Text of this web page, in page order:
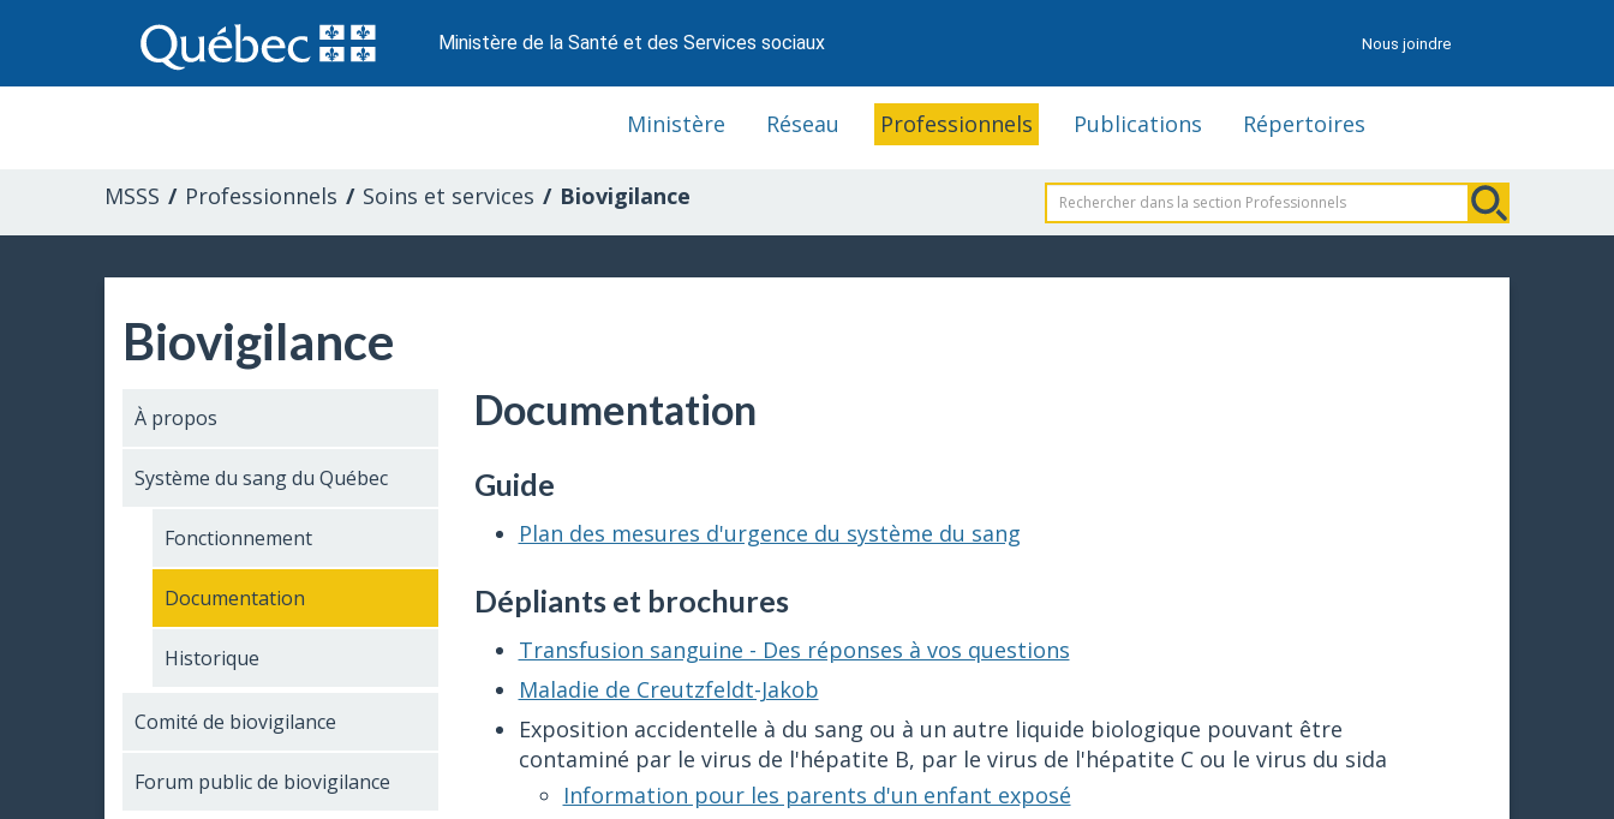
au
contenu
Ministère de la Santé et des Services sociaux Nous joindre
les
professionnels
Ministère Réseau Professionnels Publications Répertoires
MSSS Professionnels Soins et services Biovigilance
Biovigilance
À propos
Système du sang du Québec
Fonctionnement
Documentation
Historique
Comité de biovigilance
Forum public de biovigilance
Documentation
Guide
Plan des mesures d'urgence du système du sang
Dépliants et brochures
Transfusion sanguine - Des réponses à vos questions
Maladie de Creutzfeldt-Jakob
Exposition accidentelle à du sang ou à un autre liquide biologique pouvant être
contaminé par le virus de l'hépatite B, par le virus de l'hépatite C ou le virus du sida
Information pour les parents d'un enfant exposé